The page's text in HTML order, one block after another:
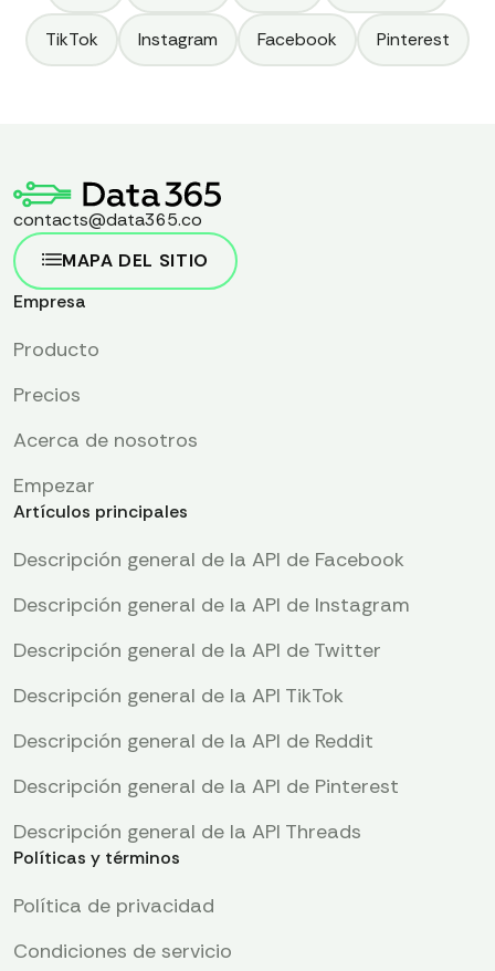
TikTok Instagram Facebook Pinterest
contacts@data365.co
MAPA DEL SITIO
Empresa
Producto
Precios
Acerca de nosotros
Empezar
Artículos principales
Descripción general de la API de Facebook
Descripción general de la API de Instagram
Descripción general de la API de Twitter
Descripción general de la API TikTok
Descripción general de la API de Reddit
Descripción general de la API de Pinterest
Descripción general de la API Threads
Políticas y términos
Política de privacidad
Condiciones de servicio